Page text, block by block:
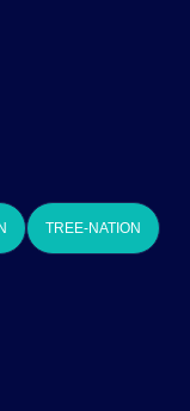
TREE-NATION